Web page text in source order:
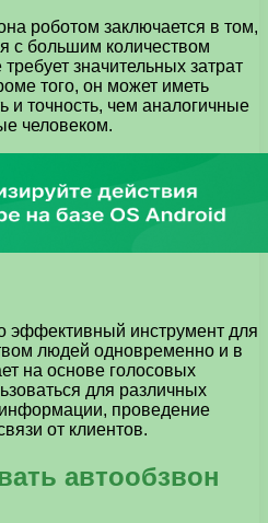
роботом заключается в том,
с большим количеством
значительных затрат
того, он может иметь
и точность, чем аналогичные
человеком.
эффективный инструмент для
людей одновременно и в
на основе голосовых
для различных
проведение
от клиентов.
автообзвон